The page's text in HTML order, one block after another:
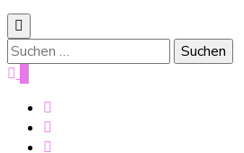
Suche
nach: